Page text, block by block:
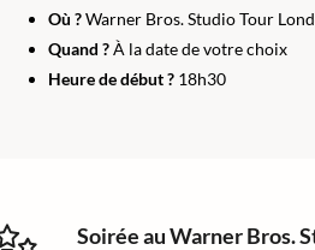
Où ?Warner Bros. Studio Tour
Quand ?À la date de votre choix
Heure de début ? 18h30
Soirée au Warner Bros.